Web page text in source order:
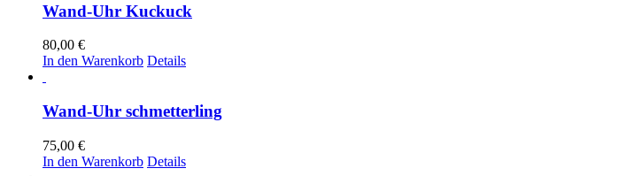
Wand-Uhr Kuckuck
80,00 €
In den Warenkorb Details
Wand-Uhr schmetterling
75,00 €
In den Warenkorb Details